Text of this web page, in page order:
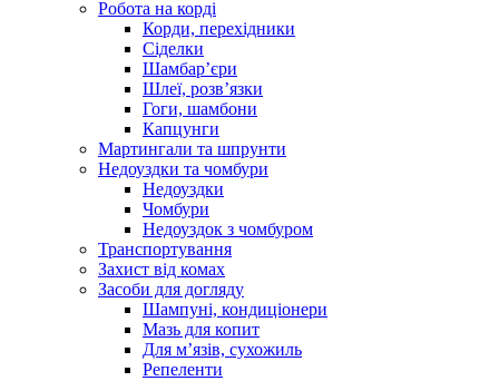
Робота на корді
Корди, перехідники
Сіделки
Шамбар’єри
Шлеї, розв’язки
Гоги, шамбони
Капцунги
Мартингали та шпрунти
Недоуздки та чомбури
Недоуздки
Чомбури
Недоуздок з чомбуром
Транспортування
Захист від комах
Засоби для догляду
Шампуні, кондиціонери
Мазь для копит
Для м’язів, сухожиль
Репеленти